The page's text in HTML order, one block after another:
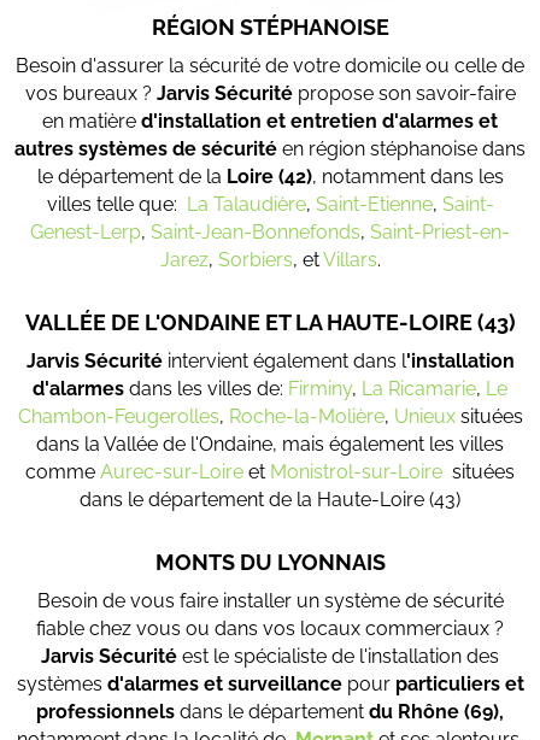
RÉGION STÉPHANOISE
Besoin d'assurer la sécurité de votre domicile ou celle de
vos bureaux ? Jarvis Sécurité propose son savoir-faire
en matière d'installation et entretien d'alarmes et
autres systèmes de sécurité en région stéphanoise dans
le département de la Loire (42), notamment dans les
villes telle que: La Talaudière, Saint-Etienne, Saint-
Genest-Lerp, Saint-Jean-Bonnefonds, Saint-Priest-en-
Jarez, Sorbiers, etVillars.
VALLÉE DE L'ONDAINE ET LA HAUTE-LOIRE (43)
Jarvis Sécurité intervient également dans l'installation
d'alarmes dans les villes de: Firminy, La Ricamarie, Le
Chambon-Feugerolles, Roche-la-Molière, Unieuxsituées
dans la Vallée de l'Ondaine, mais également les villes
comme Aurec-sur-Loire et Monistrol-sur-Loire situées
dans le département de la Haute-Loire (43)
MONTS DU LYONNAIS
Besoin de vous faire installer un système de sécurité
fiable chez vous ou dans vos locaux commerciaux ?
Jarvis Sécurité est le spécialiste de l'installation des
systèmes d'alarmes et surveillance pour particuliers et
professionnels dans le département du Rhône (69),